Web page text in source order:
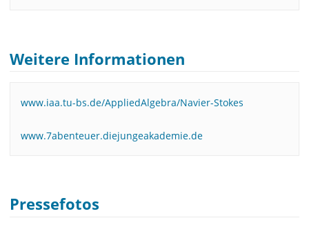
Weitere Informationen
www.iaa.tu-bs.de/AppliedAlgebra/Navier-Stokes
www.7abenteuer.diejungeakademie.de
Pressefotos